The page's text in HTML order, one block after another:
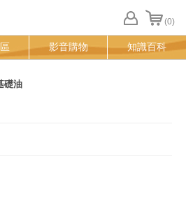
(0)
FB
登
影音購物 知識百科
礎油